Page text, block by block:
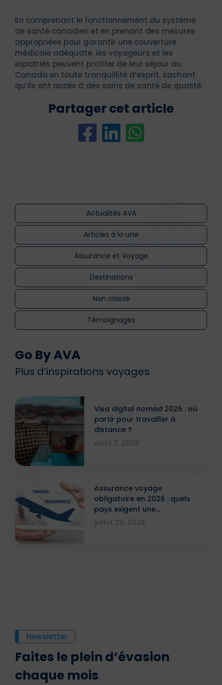
En comprenant le fonctionnement du système
de santé canadien et en prenant des mesures
appropriées pour garantir une couverture
médicale adéquate, les voyageurs et les
expatriés peuvent profiter de leur séjour au
Canada en toute tranquillité d’esprit, sachant
qu’ils ont accès à des soins de santé de qualité.
Partager cet article
Actualités AVA
Articles à la une
Assurance et Voyage
Destinations
Non classé
Témoignages
Go By AVA
Plus d’inspirations voyages
Visa digital nomad 2026 : où
partir pour travailler à
distance ?
août 3, 2026
Assurance voyage
obligatoire en 2026 : quels
pays exigent une
attestation ?
juillet 23, 2026
Newsletter
Faites le plein d’évasion
chaque mois